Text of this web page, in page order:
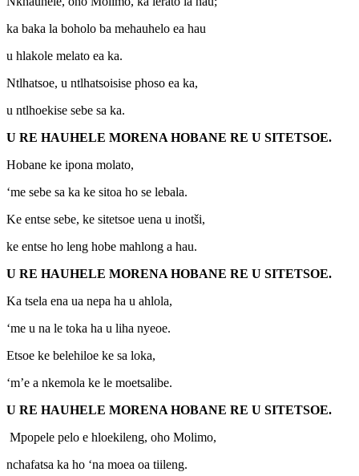
ka baka la boholo ba mehauhelo ea hau
u hlakole melato ea ka.
Ntlhatsoe, u ntlhatsoisise phoso ea ka,
u ntlhoekise sebe sa ka.
U RE HAUHELE MORENA HOBANE RE U SITETSOE.
Hobane ke ipona molato,
‘me sebe sa ka ke sitoa ho se lebala.
Ke entse sebe, ke sitetsoe uena u inotši,
ke entse ho leng hobe mahlong a hau.
U RE HAUHELE MORENA HOBANE RE U SITETSOE.
Ka tsela ena ua nepa ha u ahlola,
‘me u na le toka ha u liha nyeoe.
Etsoe ke belehiloe ke sa loka,
‘m’e a nkemola ke le moetsalibe.
U RE HAUHELE MORENA HOBANE RE U SITETSOE.
Mpopele pelo e hloekileng, oho Molimo,
nchafatsa ka ho ‘na moea oa tiileng.